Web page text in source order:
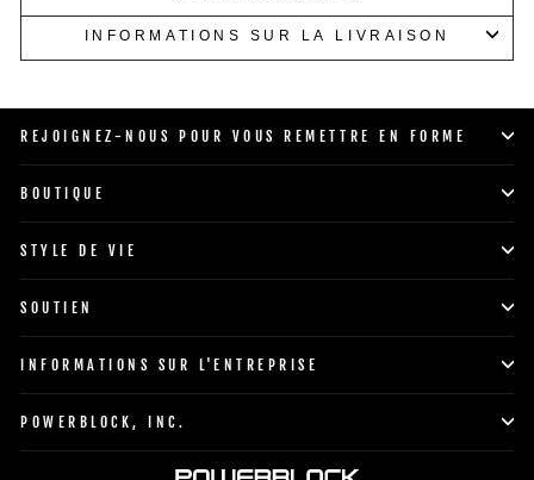
INFORMATIONS SUR LA LIVRAISON
REJOIGNEZ-NOUS POUR VOUS REMETTRE EN FORME
BOUTIQUE
STYLE DE VIE
SOUTIEN
INFORMATIONS SUR L'ENTREPRISE
POWERBLOCK, INC.